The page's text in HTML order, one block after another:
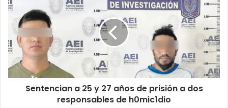
a
25
27
años
de
prisión
a
Sentencian a 25 y 27 años de prisión a dos
responsables de h0mic1dio